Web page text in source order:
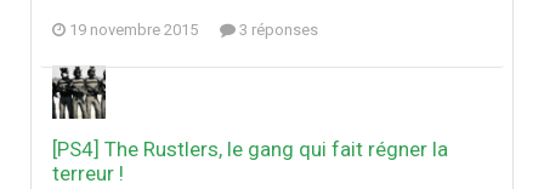
19 novembre 2015 3 réponses
[PS4] The Rustlers, le gang qui fait régner la
terreur !